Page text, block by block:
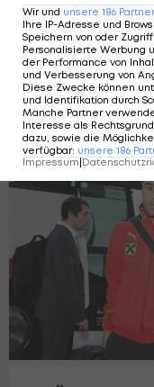
Die beste
LAOLA1
Wir und unsere 186 Partner
Ihre IP-Adresse und
Speichern von oder
Personalisierte Werbung
der Performance von
und Verbesserung von
Diese Zwecke können
und Identifikation durch
Manche Partner
Interesse als
dazu, sowie die
verfügbar: unsere 186
Impressum|